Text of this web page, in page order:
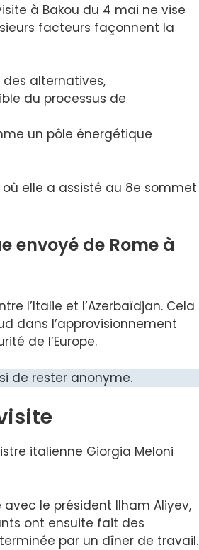
à Bakou du 4 mai ne vise
facteurs façonnent la
des alternatives,
du processus de
un pôle énergétique
où elle a assisté au 8e sommet
envoyé de Rome à
l’Italie et l’Azerbaïdjan. Cela
dans l’approvisionnement
de l’Europe.
de rester anonyme.
italienne Giorgia Meloni
le président Ilham Aliyev,
ont ensuite fait des
par un dîner de travail.